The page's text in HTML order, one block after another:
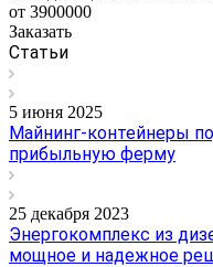
от 3900000
Заказать
Статьи
5 июня 2025
Майнинг-контейнеры
прибыльную ферму
25 декабря 2023
Энергокомплекс из
мощное и надежное